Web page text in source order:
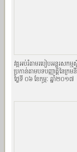
វគ្គអប់រំតាមរបៀបអន្តរសក
ប្រកាន់តាមបទបញ្ញាតិ្តនៃក្រ
ថ្ងៃទី ០៦ ខែកុម្ភៈ ឆ្នាំ២០១៧